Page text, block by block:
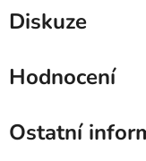
Diskuze
Hodnocení
Ostatní